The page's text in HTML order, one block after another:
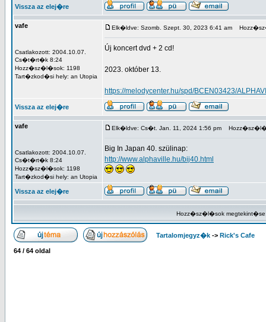
Vissza az elej�re
vafe
Csatlakozott: 2004.10.07.
Cs�t�rt�k 8:24
Hozz�sz�l�sok: 1198
Tart�zkod�si hely: an Utopia
Elk�ldve: Szomb. Szept. 30, 2023 6:41 am
Új koncert dvd + 2 cd!
2023. október 13.
https://melodycenter.hu/spd/BCEN03423/
Vissza az elej�re
vafe
Csatlakozott: 2004.10.07.
Cs�t�rt�k 8:24
Hozz�sz�l�sok: 1198
Tart�zkod�si hely: an Utopia
Elk�ldve: Cs�t. Jan. 11, 2024 1:56 pm
Big In Japan 40. szülinap:
http://www.alphaville.hu/bij40.html
Vissza az elej�re
Hozz�sz�l�sok
Tartalomjegyz�k -> Rick's Cafe
64 / 64 oldal